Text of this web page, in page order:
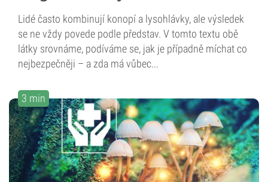
Lidé často kombinují konopí a lysohlávky, ale výsledek
se ne vždy povede podle představ. V tomto textu obě
látky srovnáme, podíváme se, jak je případně míchat co
nejbezpečněji – a zda má vůbec...
3 min